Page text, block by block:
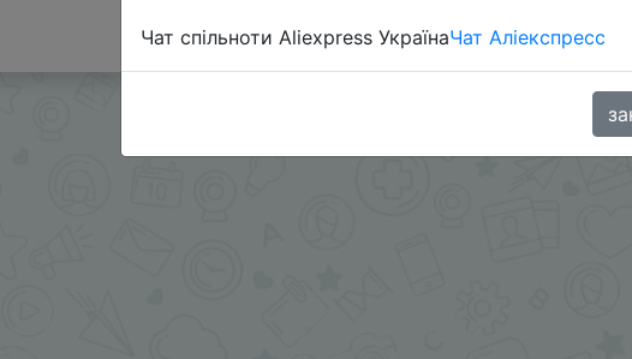
Чат спільноти Aliexpress УкраїнаЧат Аліекспресс